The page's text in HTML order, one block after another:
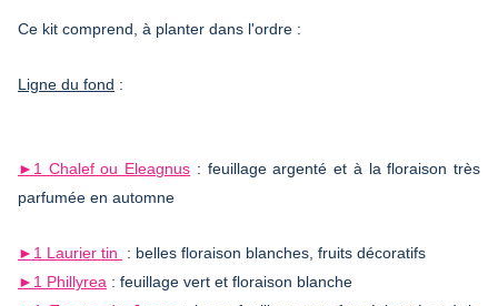
Ce kit comprend, à planter dans l'ordre :
Ligne du fond :
►1 Chalef ou Eleagnus : feuillage argenté et à la floraison très
parfumée en automne
►1 Laurier tin
: belles floraison blanches, fruits décoratifs
►1 Phillyrea : feuillage vert et floraison blanche